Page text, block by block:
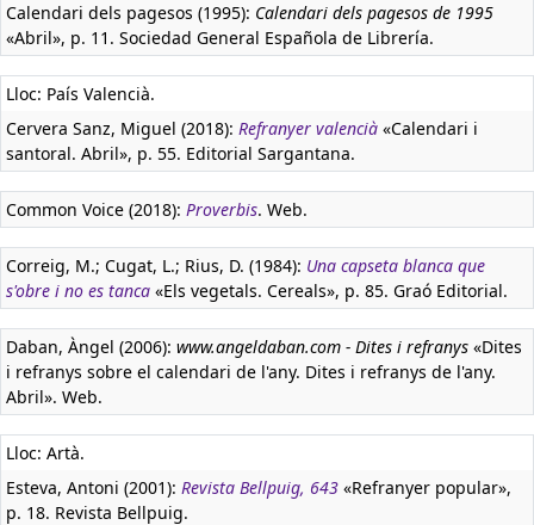
Calendari dels pagesos (1995): Calendari dels pagesos de 1995
«Abril», p. 11. Sociedad General Española de Librería.
Lloc: País Valencià.
Cervera Sanz, Miguel (2018): Refranyer valencià «Calendari i
santoral. Abril», p. 55. Editorial Sargantana.
Common Voice (2018): Proverbis. Web.
Correig, M.; Cugat, L.; Rius, D. (1984): Una capseta blanca que
s'obre i no es tanca «Els vegetals. Cereals», p. 85. Graó Editorial.
Daban, Àngel (2006): www.angeldaban.com - Dites i refranys «Dites
i refranys sobre el calendari de l'any. Dites i refranys de l'any.
Abril». Web.
Lloc: Artà.
Esteva, Antoni (2001): Revista Bellpuig, 643 «Refranyer popular»,
p. 18. Revista Bellpuig.